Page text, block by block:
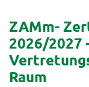
ZAMm-
2026/2027
Raum